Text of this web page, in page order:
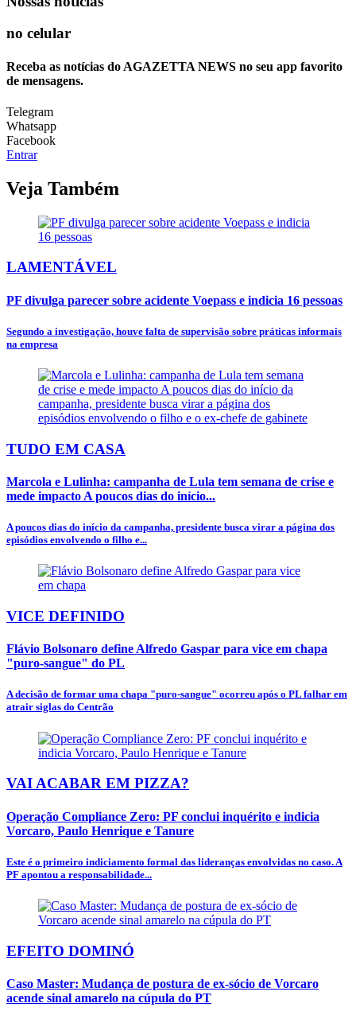
no celular
Receba as notícias do AGAZETTA NEWS no seu app favorito
de mensagens.
Telegram
Whatsapp
Facebook
Entrar
Veja Também
LAMENTÁVEL
PF divulga parecer sobre acidente Voepass e indicia 16 pessoas
Segundo a investigação, houve falta de supervisão sobre práticas informais
na empresa
TUDO EM CASA
Marcola e Lulinha: campanha de Lula tem semana de crise e
mede impacto A poucos dias do início...
A poucos dias do início da campanha, presidente busca virar a página dos
episódios envolvendo o filho e...
VICE DEFINIDO
Flávio Bolsonaro define Alfredo Gaspar para vice em chapa
"puro-sangue" do PL
A decisão de formar uma chapa "puro-sangue" ocorreu após o PL falhar em
atrair siglas do Centrão
VAI ACABAR EM PIZZA?
Operação Compliance Zero: PF conclui inquérito e indicia
Vorcaro, Paulo Henrique e Tanure
Este é o primeiro indiciamento formal das lideranças envolvidas no caso. A
PF apontou a responsabilidade...
EFEITO DOMINÓ
Caso Master: Mudança de postura de ex-sócio de Vorcaro
acende sinal amarelo na cúpula do PT